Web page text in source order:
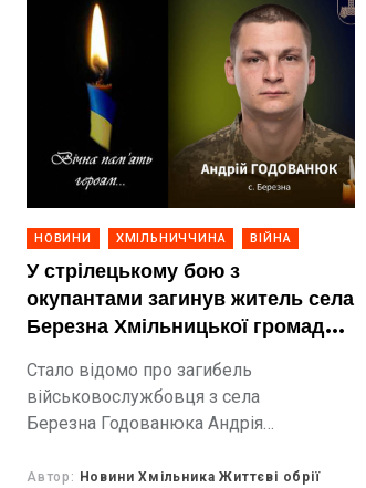
НОВИНИ ХМІЛЬНИЧЧИНА ВІЙНА
У стрілецькому бою з
окупантами загинув житель села
Березна Хмільницької громади
Стало відомо про загибель
військовослужбовця з села
Березна Годованюка Андрія
загинув внаслідок стрілецького бою з
Автор: Новини Хмільника Життєві обрії